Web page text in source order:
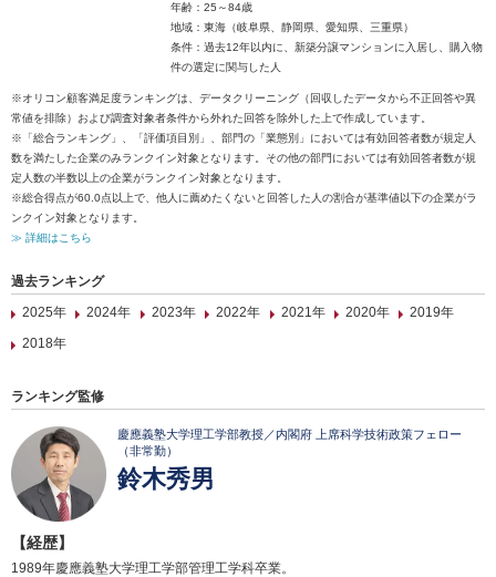
年齢：25～84歳
地域：東海（岐阜県、静岡県、愛知県、三重県）
条件：過去12年以内に、新築分譲マンションに入居し、購入物
件の選定に関与した人
※オリコン顧客満足度ランキングは、データクリーニング（回収したデータから不正回答や異
常値を排除）および調査対象者条件から外れた回答を除外した上で作成しています。
※「総合ランキング」、「評価項目別」、部門の「業態別」においては有効回答者数が規定人
数を満たした企業のみランクイン対象となります。その他の部門においては有効回答者数が規
定人数の半数以上の企業がランクイン対象となります。
※総合得点が60.0点以上で、他人に薦めたくないと回答した人の割合が基準値以下の企業がラ
ンクイン対象となります。
≫ 詳細はこちら
過去ランキング
2025年
2024年 2023年 2022年 2021年 2020年
2019年
2018年
ランキング監修
慶應義塾大学理工学部教授／内閣府 上席科学技術政策フェロー
（非常勤）
鈴木秀男
【経歴】
1989年慶應義塾大学理工学部管理工学科卒業。